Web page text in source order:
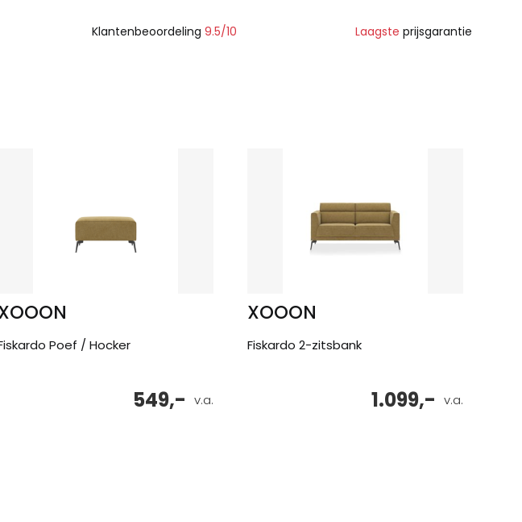
Klantenbeoordeling 9.5/10 Laagste prijsgarantie
Poef / Hocker
v.a.
549,-
XOOON
Fiskardo 2-zitsbank
v.a.
1.099,-